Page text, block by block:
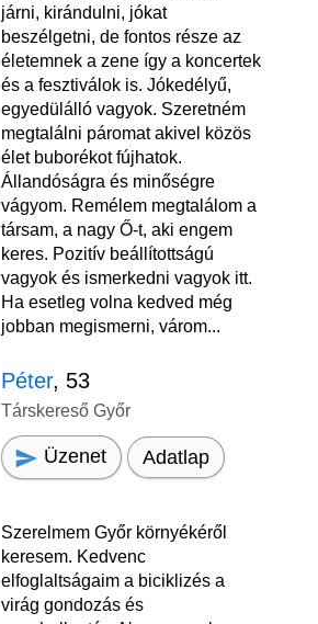
járni, kirándulni, jókat
beszélgetni, de fontos része az
életemnek a zene így a koncertek
és a fesztiválok is. Jókedélyű,
egyedülálló vagyok. Szeretném
megtalálni páromat akivel közös
élet buborékot fújhatok.
Állandóságra és minőségre
vágyom. Remélem megtalálom a
társam, a nagy Ő-t, aki engem
keres. Pozitív beállítottságú
vagyok és ismerkedni vagyok itt.
Ha esetleg volna kedved még
jobban megismerni, várom...
Péter, 53
Társkereső Győr
Üzenet Adatlap
Szerelmem Győr környékéről
keresem. Kedvenc
elfoglaltságaim a biciklizés a
virág gondozás és